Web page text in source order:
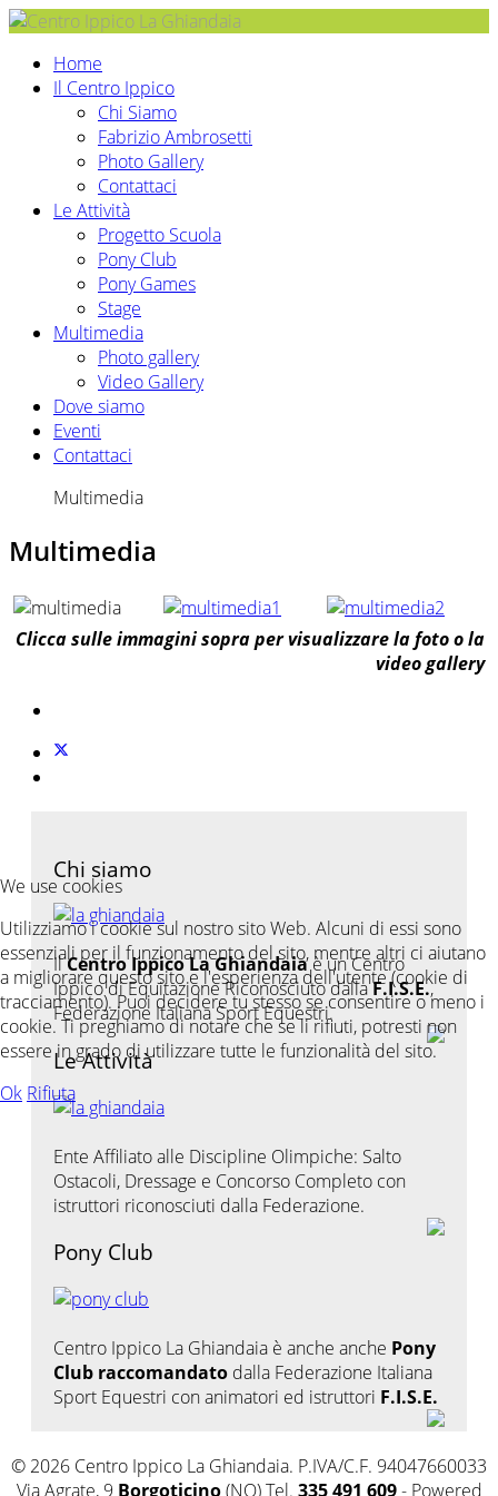
Home
Il Centro Ippico
Chi Siamo
Fabrizio Ambrosetti
Photo Gallery
Contattaci
Le Attività
Progetto Scuola
Pony Club
Pony Games
Stage
Multimedia
Photo gallery
Video Gallery
Dove siamo
Eventi
Contattaci
Multimedia
Multimedia
Clicca sulle immagini sopra per visualizzare la foto o la
video gallery
Chi siamo
IlCentro Ippico La Ghiandaiaè un Centro
Ippico di Equitazione Riconosciuto dallaF.I.S.E.,
Federazione Italiana Sport Equestri.
Le Attività
Ente Affiliato alle Discipline Olimpiche: Salto
Ostacoli, Dressage e Concorso Completo con
istruttori riconosciuti dalla Federazione.
Pony Club
Centro Ippico La Ghiandaia è anche anche Pony
Club raccomandato dalla Federazione Italiana
Sport Equestri con animatori ed istruttori F.I.S.E.
© 2026 Centro Ippico La Ghiandaia. P.IVA/C.F. 94047660033
Via Agrate, 9 Borgoticino(NO) Tel. 335 491 609- Powered
We use cookies
Utilizziamo i cookie sul nostro sito Web. Alcuni di essi sono
essenziali per il funzionamento del sito, mentre altri ci aiutano
a migliorare questo sito e l'esperienza dell'utente (cookie di
tracciamento). Puoi decidere tu stesso se consentire o meno i
cookie. Ti preghiamo di notare che se li rifiuti, potresti non
essere in grado di utilizzare tutte le funzionalità del sito.
Ok Rifiuta